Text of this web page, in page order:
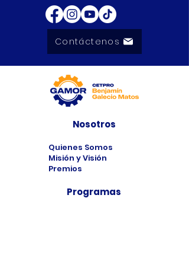
Contáctenos
Nosotros
Quienes Somos
Misión y Visión
Premios
Programas